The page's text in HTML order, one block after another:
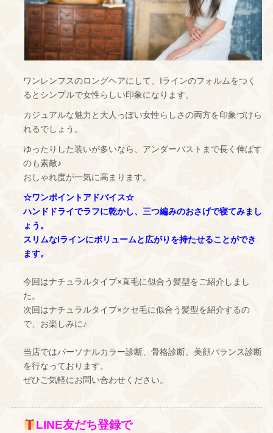
ワンレンフスのロングヘアにして、Iラインのフォルムをつく
るとシンプルで女性らしい印象になります。
カジュアルな魅力と大人っぽい女性らしさの両方を印象づけら
れるでしょう。
ゆったりした装いが多いなら、アンダーバストまで長く伸ばす
のも素敵♪
おしゃれ度が一気に高まります。
☆ワンポイントアドバイス☆
ハンドドライでラフに乾かし、三つ編みのおさげで寝てみまし
ょう。
スリムなIラインにボリュームと広がりを持たせることができ
ます。
今回はナチュラルタイプ×直毛に似合う髪型をご紹介しまし
た。
次回はナチュラルタイプ×クセ毛に似合う髪型を紹介するの
で、お楽しみに♪
当店ではパーソナルカラー診断、骨格診断、美顔バランス診断
を行なっております。
ぜひご気軽にお問い合わせください。
LINE友だち登録で